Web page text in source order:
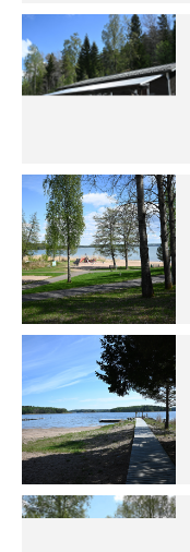
rannalla
pääsee
irti
arjesta
Lue
Saariston
Rengastien
portilla
Lue
Leirintäoppaan
artikkeli:
Meren
äärellä
ja
vehreän
virkistysalueen
laidalla
Lue
Leirintäoppaan
artikkeli:
Yksilöä
huomioivaa
yhteisöllisyyttä